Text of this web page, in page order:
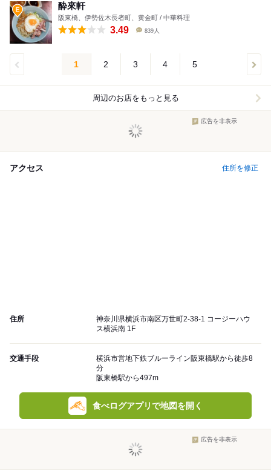
酔來軒
阪東橋、伊勢佐木長者町、黄金町 / 中華料理
3.49 839人
1 2 3 4 5
周辺のお店をもっと見る
広告を非表示
アクセス 住所を修正
住所
神奈川県横浜市南区万世町2-38-1 コージーハウ
ス横浜南 1F
交通手段
横浜市営地下鉄ブルーライン阪東橋駅から徒歩8
分
阪東橋駅から497m
食べログアプリで地図を開く
広告を非表示